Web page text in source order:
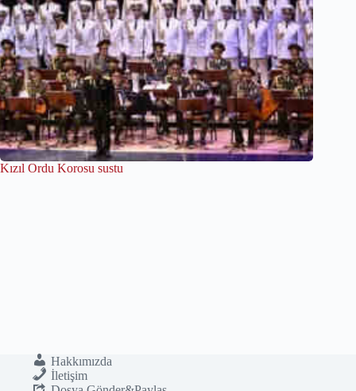
Kızıl Ordu Korosu sustu
Hakkımızda
İletişim